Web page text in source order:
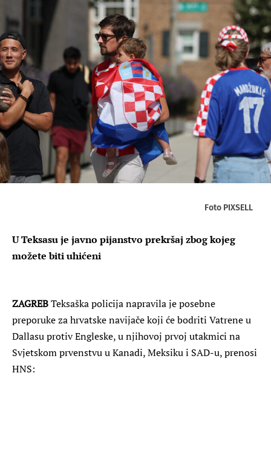
Foto PIXSELL
U Teksasu je javno pijanstvo prekršaj zbog kojeg
možete biti uhićeni
ZAGREBTeksaška policija napravila je posebne
preporuke za hrvatske navijače koji će bodriti Vatrene u
Dallasu protiv Engleske, u njihovoj prvoj utakmici na
Svjetskom prvenstvu u Kanadi, Meksiku i SAD-u, prenosi
HNS: